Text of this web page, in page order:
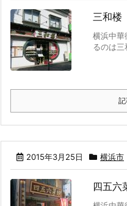
三和楼
横浜中華
るのは
2015年3月25日 横浜市
四五六